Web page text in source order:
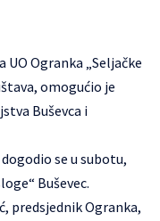
Ogranka „Seljačke
omogućio je
Buševca i
se u subotu,
Buševec.
predsjednik Ogranka,